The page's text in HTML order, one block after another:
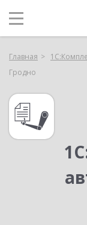
Главная
Гродно